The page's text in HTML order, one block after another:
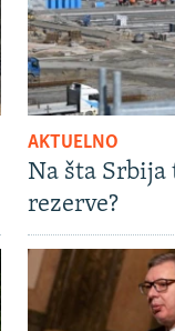
AKTUELNO
Na šta
rezerve?